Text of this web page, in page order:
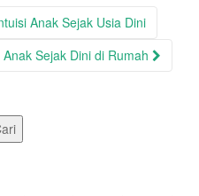
Anak Sejak Usia Dini
Sejak Dini di Rumah